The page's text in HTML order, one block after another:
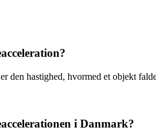
den hastighed, hvormed et objekt
i Danmark?